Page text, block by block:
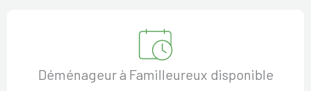
Déménageur à Familleureux disponible